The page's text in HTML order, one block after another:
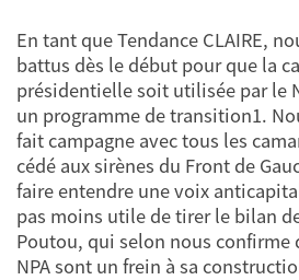
En tant que Tendance CLAIRE,
battus dès le début pour que la
présidentielle soit utilisée par le
un programme de transition1.
fait campagne avec tous les
cédé aux sirènes du Front de
faire entendre une voix
pas moins utile de tirer le bilan
Poutou, qui selon nous confirme
NPA sont un frein à sa